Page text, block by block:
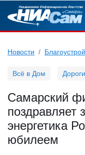
Новости
Всё в Дом Дороги
Самарский
поздравляет
энергетика
юбилеем